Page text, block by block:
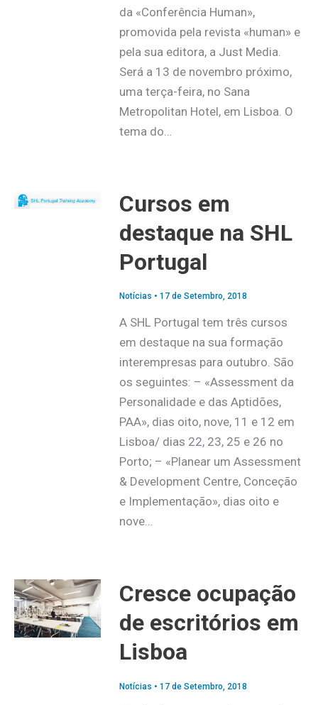
da «Conferência Human»,
promovida pela revista «human» e
pela sua editora, a Just Media.
Será a 13 de novembro próximo,
uma terça-feira, no Sana
Metropolitan Hotel, em Lisboa. O
tema do…
Cursos em
destaque na SHL
Portugal
Notícias • 17 de Setembro, 2018
A SHL Portugal tem três cursos
em destaque na sua formação
interempresas para outubro. São
os seguintes: – «Assessment da
Personalidade e das Aptidões,
PAA», dias oito, nove, 11 e 12 em
Lisboa/ dias 22, 23, 25 e 26 no
Porto; – «Planear um Assessment
& Development Centre, Conceção
e Implementação», dias oito e
nove…
Cresce ocupação
de escritórios em
Lisboa
Notícias • 17 de Setembro, 2018